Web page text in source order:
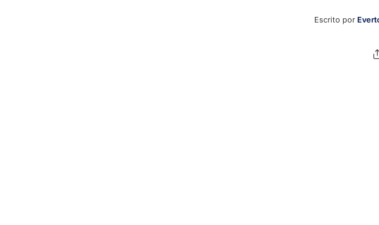
Escrito por